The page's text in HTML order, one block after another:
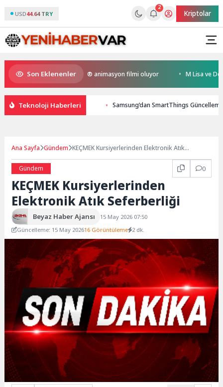
USD44.64 TRY
2
Kriptolar
Son Eklenenler
Kral Türkiye’nin ilk IMAX® animasyon filmi oluyor M Lisa ve Dolu
Teknoloji Haberleri Samsung’dan SmartThings
Ana Sayfa Gündem KEÇMEK Kursiyerlerinden Elektronik Atık
Gündem
0
KEÇMEK Kursiyerlerinden
Elektronik Atık Seferberliği
Beyaz Haber Ajansı
15 May 2026 07:50
Güncelleme: 15 May 202616 Görüntüleme 2 dk.